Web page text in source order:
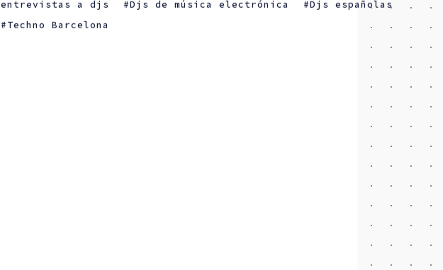
entrevistas a djs Djs de música electrónica
Djs españolas
Techno Barcelona